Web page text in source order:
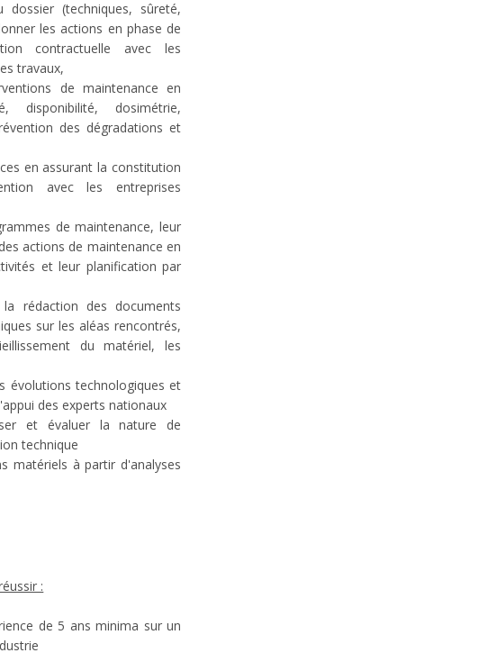
(techniques, sûreté,
les actions en phase de
contractuelle avec les
travaux,
de maintenance en
disponibilité, dosimétrie,
des dégradations et
en assurant la constitution
avec les entreprises
de maintenance, leur
actions de maintenance en
et leur planification par
rédaction des documents
sur les aléas rencontrés,
du matériel, les
évolutions technologiques et
des experts nationaux
et évaluer la nature de
technique
matériels à partir d'analyses
:
de 5 ans minima sur un